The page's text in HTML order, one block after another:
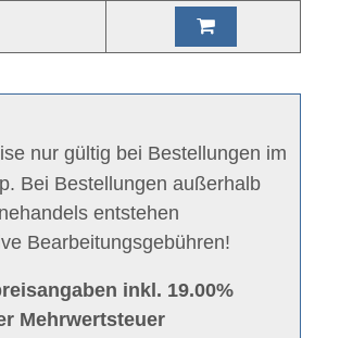
nur gültig bei Bestellungen im
Bei Bestellungen außerhalb
entstehen
Bearbeitungsgebühren!
inkl. 19.00%
Mehrwertsteuer